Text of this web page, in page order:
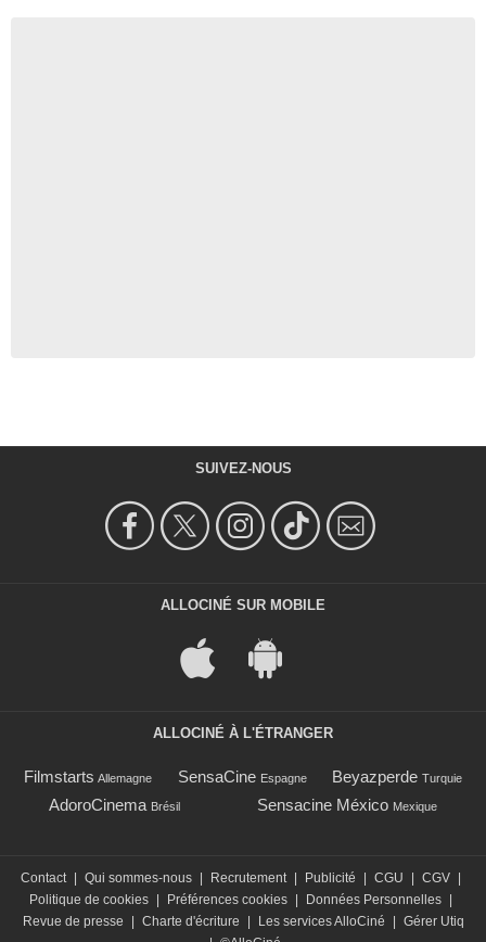
SUIVEZ-NOUS
ALLOCINÉ SUR MOBILE
ALLOCINÉ À L'ÉTRANGER
Filmstarts Allemagne SensaCine Espagne Beyazperde Turquie
AdoroCinema Brésil Sensacine México Mexique
Contact | Qui sommes-nous | Recrutement | Publicité | CGU | CGV |
Politique de cookies | Préférences cookies | Données Personnelles |
Revue de presse
| Charte d'écriture | Les services AlloCiné | Gérer Utiq